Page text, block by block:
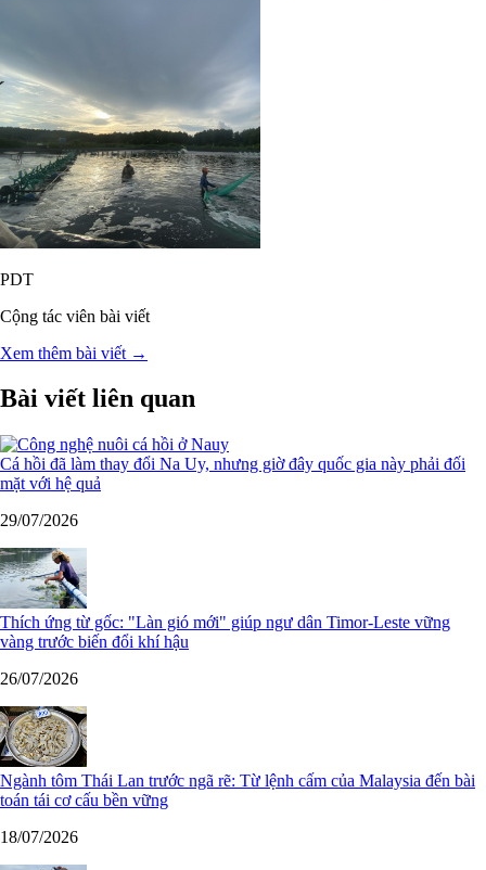
PDT
Cộng tác viên bài viết
Xem thêm bài viết →
Bài viết liên quan
Cá hồi đã làm thay đổi Na Uy, nhưng giờ đây quốc gia này phải đối
mặt với hệ quả
29/07/2026
Thích ứng từ gốc: "Làn gió mới" giúp ngư dân Timor-Leste vững
vàng trước biến đổi khí hậu
26/07/2026
Ngành tôm Thái Lan trước ngã rẽ: Từ lệnh cấm của Malaysia đến bài
toán tái cơ cấu bền vững
18/07/2026